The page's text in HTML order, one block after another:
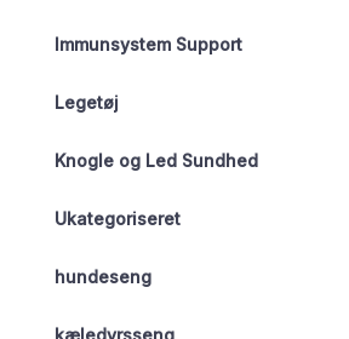
Immunsystem Support
Legetøj
Knogle og Led Sundhed
Ukategoriseret
hundeseng
kæledyrsseng